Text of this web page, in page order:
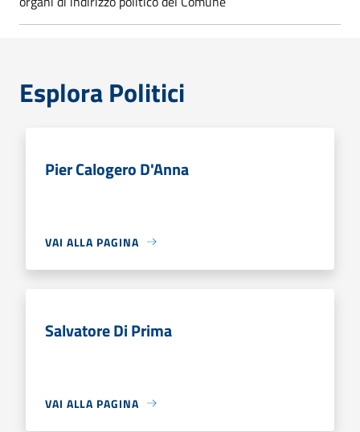
Esplora Politici
Pier Calogero D'Anna
VAI ALLA PAGINA
Salvatore Di Prima
VAI ALLA PAGINA